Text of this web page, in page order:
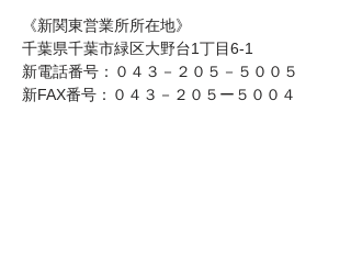
《新関東営業所所在地》
千葉県千葉市緑区大野台1丁目6-1
新電話番号：０４３－２０５－５００５
新FAX番号：０４３－２０５ー５００４